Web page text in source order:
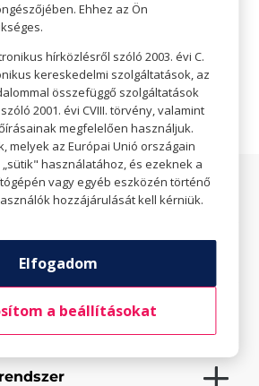
eszközök
Ehhez az Ön
hírközlésről szóló 2003. évi C.
kereskedelmi szolgáltatások, az
összefüggő szolgáltatások
2001. évi CVIII. törvény, valamint
megfelelően használjuk.
melyek az Európai Unió országain
használatához, és ezeknek a
vagy egyéb eszközén történő
hozzájárulását kell kérniük.
Elfogadom
a beállításokat